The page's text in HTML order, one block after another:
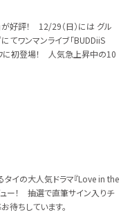
好評！ 12/29（日）には グル
てワンマンライブ「BUDDiiS
に初登場！ 人気急上昇中の10
タイの大人気ドラマ『Love in the
ュー！ 抽選で直筆サイン入りチ
待ちしています。